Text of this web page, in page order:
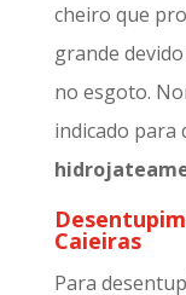
cheiro que
grande
no esgoto.
indicado para
Caieiras
Para